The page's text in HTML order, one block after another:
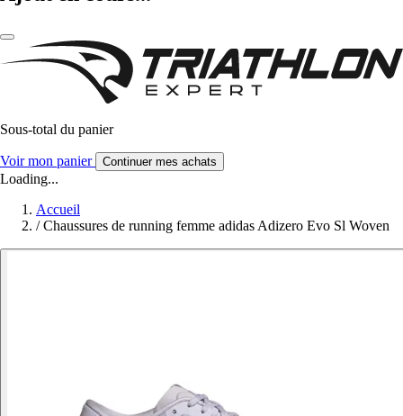
Sous-total du panier
Voir mon panier Continuer mes achats
Loading...
Accueil
/ Chaussures de running femme adidas Adizero Evo Sl Woven